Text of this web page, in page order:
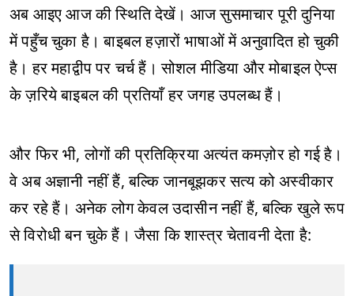
अब आइए आज की स्थिति देखें। आज सुसमाचार पूरी दुनिया
में पहुँच चुका है। बाइबल हज़ारों भाषाओं में अनुवादित हो चुकी
है। हर महाद्वीप पर चर्च हैं। सोशल मीडिया और मोबाइल ऐप्स
के ज़रिये बाइबल की प्रतियाँ हर जगह उपलब्ध हैं।
और फिर भी, लोगों की प्रतिक्रिया अत्यंत कमज़ोर हो गई है।
वे अब अज्ञानी नहीं हैं, बल्कि जानबूझकर सत्य को अस्वीकार
कर रहे हैं। अनेक लोग केवल उदासीन नहीं हैं, बल्कि खुले रूप
से विरोधी बन चुके हैं। जैसा कि शास्त्र चेतावनी देता है: